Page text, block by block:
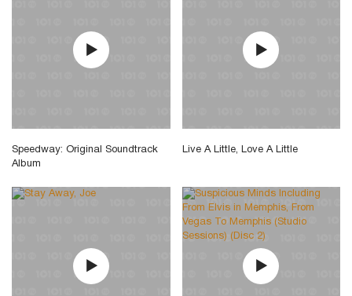
Speedway: Original Soundtrack
Album
Live A Little, Love A Little